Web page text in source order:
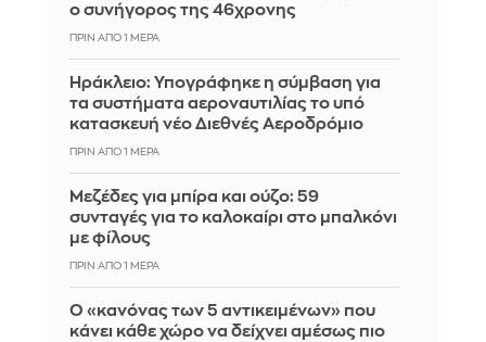
ο συνήγορος της 46χρονης
ΠΡΙΝ ΑΠΌ 1 ΜΈΡΑ
Ηράκλειο: Υπογράφηκε η σύμβαση για
τα συστήματα αεροναυτιλίας το υπό
κατασκευή νέο Διεθνές Αεροδρόμιο
ΠΡΙΝ ΑΠΌ 1 ΜΈΡΑ
Μεζέδες για μπίρα και ούζο: 59
συνταγές για το καλοκαίρι στο μπαλκόνι
με φίλους
ΠΡΙΝ ΑΠΌ 1 ΜΈΡΑ
Ο «κανόνας των 5 αντικειμένων» που
κάνει κάθε χώρο να δείχνει αμέσως πιο